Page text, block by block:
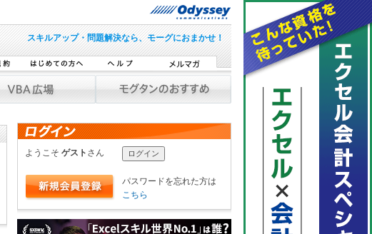
スキルアップ・問題解決なら、モーグにおまかせ！
ようこそ ゲスト さん
パスワードを忘れた方は
こちら